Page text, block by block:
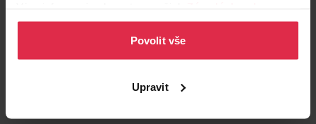
osobních údajů.
Povolit vše
Upravit